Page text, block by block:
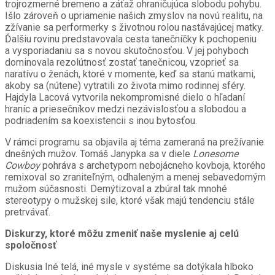
trojrozmerné bremeno a záťaž ohraničujúca slobodu pohybu.
Išlo zároveň o upriamenie našich zmyslov na novú realitu, na
zžívanie sa performerky s životnou rolou nastávajúcej matky.
Ďalšiu rovinu predstavovala cesta tanečníčky k pochopeniu
a vysporiadaniu sa s novou skutočnosťou. V jej pohyboch
dominovala rezolútnosť zostať tanečnicou, vzoprieť sa
naratívu o ženách, ktoré v momente, keď sa stanú matkami,
akoby sa (nútene) vytratili zo života mimo rodinnej sféry.
Hajdyla Lacová vytvorila nekompromisné dielo o hľadaní
hraníc a priesečníkov medzi nezávislosťou a slobodou a
podriadením sa koexistencii s inou bytosťou.
V rámci programu sa objavila aj téma zameraná na prežívanie
dnešných mužov. Tomáš Janypka sa v diele Lonesome
Cowboypohráva s archetypom nebojácneho kovboja, ktorého
remixoval so zraniteľným, odhaleným a menej sebavedomým
mužom súčasnosti. Demýtizoval a zbúral tak mnohé
stereotypy o mužskej sile, ktoré však majú tendenciu stále
pretrvávať.
Diskurzy, ktoré môžu zmeniť naše myslenie aj celú
spoločnosť
Diskusia Iné telá, iné mysle v systéme sa dotýkala hlboko